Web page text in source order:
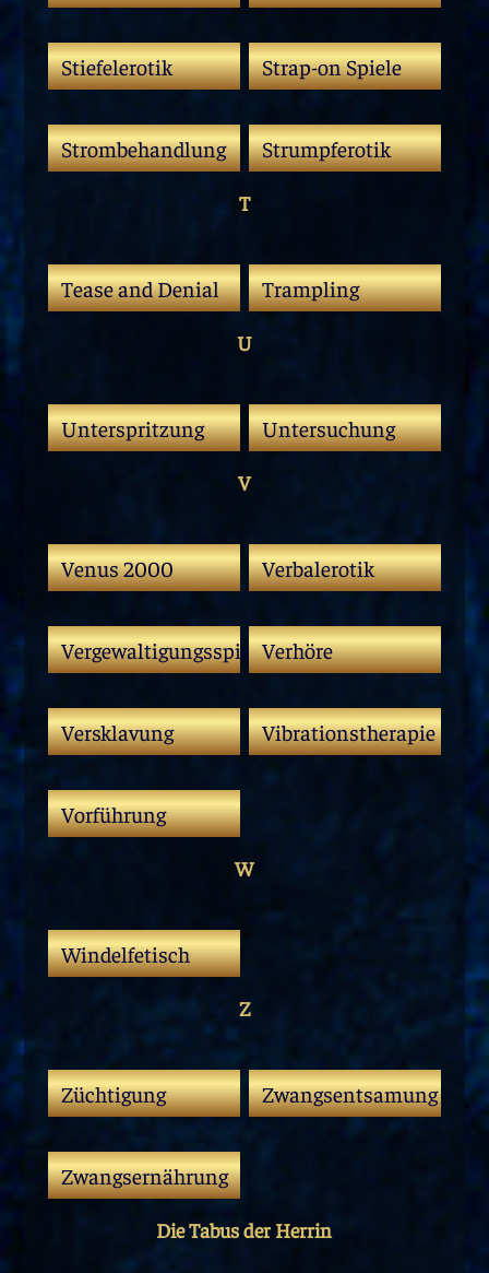
Stiefelerotik Strap-on Spiele
Strombehandlung Strumpferotik
T
Tease and Denial Trampling
U
Unterspritzung Untersuchung
V
Venus 2000 Verbalerotik
VergewaltigungsspieleVerhöre
Versklavung Vibrationstherapie
Vorführung
W
Windelfetisch
Z
Züchtigung Zwangsentsamung
Zwangsernährung
Die Tabus der Herrin